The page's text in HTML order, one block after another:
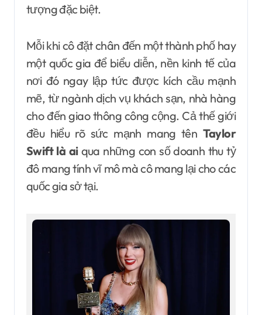
tượng đặc biệt.
Mỗi khi cô đặt chân đến một thành phố hay
một quốc gia để biểu diễn, nền kinh tế của
nơi đó ngay lập tức được kích cầu mạnh
mẽ, từ ngành dịch vụ khách sạn, nhà hàng
cho đến giao thông công cộng. Cả thế giới
đều hiểu rõ sức mạnh mang tên Taylor
Swift là aiqua những con số doanh thu tỷ
đô mang tính vĩ mô mà cô mang lại cho các
quốc gia sở tại.